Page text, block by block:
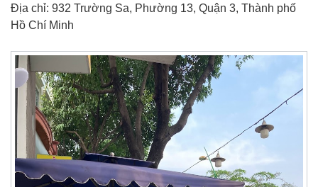
Địa chỉ: 932 Trường Sa, Phường 13, Quận 3, Thành phố
Hồ Chí Minh